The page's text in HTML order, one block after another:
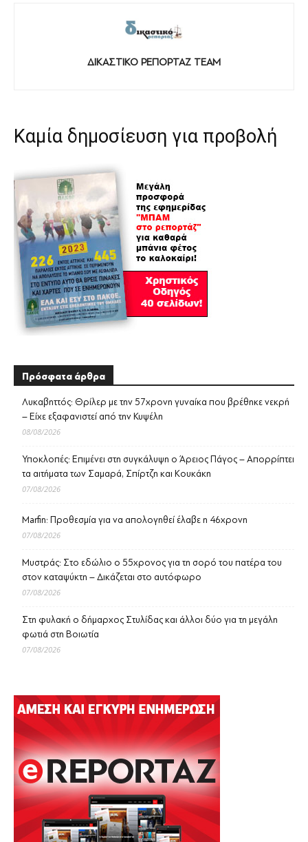
ΔΙΚΑΣΤΙΚΟ ΡΕΠΟΡΤΑΖ TEAM
Καμία δημοσίευση για προβολή
Πρόσφατα άρθρα
Λυκαβηττός: Θρίλερ με την 57χρονη γυναίκα που βρέθηκε νεκρή
– Είχε εξαφανιστεί από την Κυψέλη
08/08/2026
Υποκλοπές: Επιμένει στη συγκάλυψη ο Άρειος Πάγος – Απορρίπτει
τα αιτήματα των Σαμαρά, Σπίρτζη και Κουκάκη
07/08/2026
Marfin: Προθεσμία για να απολογηθεί έλαβε η 46χρονη
07/08/2026
Μυστράς: Στο εδώλιο ο 55χρονος για τη σορό του πατέρα του
στον καταψύκτη – Δικάζεται στο αυτόφωρο
07/08/2026
Στη φυλακή ο δήμαρχος Στυλίδας και άλλοι δύο για τη μεγάλη
φωτιά στη Βοιωτία
07/08/2026